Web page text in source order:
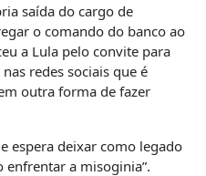
saída do cargo de
o comando do banco ao
a Lula pelo convite para
redes sociais que é
outra forma de fazer
espera deixar como legado
enfrentar a misoginia”.